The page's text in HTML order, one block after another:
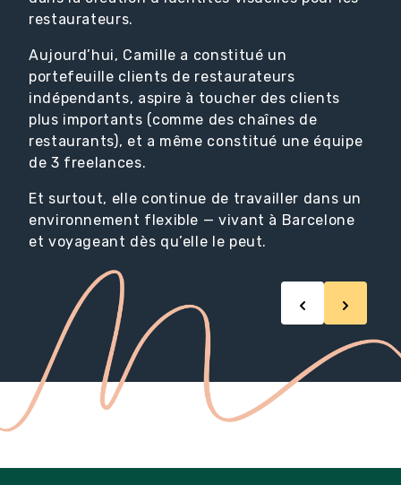
restaurateurs.
Aujourd’hui, Camille a constitué un
portefeuille clients de restaurateurs
indépendants, aspire à toucher des clients
plus importants (comme des chaînes de
restaurants), et a même constitué une équipe
de 3 freelances.
Et surtout, elle continue de travailler dans un
environnement flexible — vivant à Barcelone
et voyageant dès qu’elle le peut.